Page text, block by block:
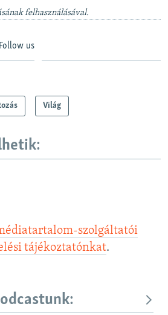
felhasználásával.
Follow us
Világ
szolgáltatói
tájékoztatónkat.